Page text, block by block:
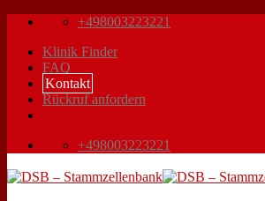
Zum
springen
+498003223221
Klinik Finder
FAQ
Kontakt
Rückruf anfordern
+498003223221